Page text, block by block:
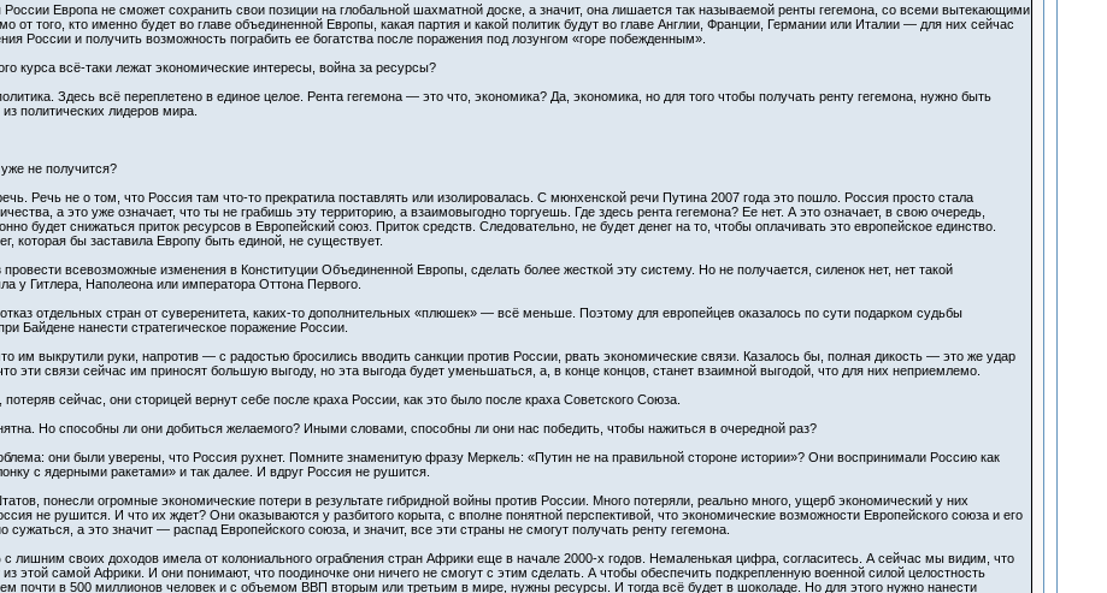
России Европа не сможет сохранить свои позиции на глобальной шахматной доске, а значит, она лишается так называемой ренты гегемона, со всеми вытекающими
от того, кто именно будет во главе объединенной Европы, какая партия и какой политик будут во главе Англии, Франции, Германии или Италии — для них сейчас
России и получить возможность пограбить ее богатства после поражения под лозунгом «горе побежденным».
курса всё-таки лежат экономические интересы, война за ресурсы?
Здесь всё переплетено в единое целое. Рента гегемона — это что, экономика? Да, экономика, но для того чтобы получать ренту гегемона, нужно быть
политических лидеров мира.
не получится?
Речь не о том, что Россия там что-то прекратила поставлять или изолировалась. С мюнхенской речи Путина 2007 года это пошло. Россия просто стала
а это уже означает, что ты не грабишь эту территорию, а взаимовыгодно торгуешь. Где здесь рента гегемона? Ее нет. А это означает, в свою очередь,
будет снижаться приток ресурсов в Европейский союз. Приток средств. Следовательно, не будет денег на то, чтобы оплачивать это европейское единство.
которая бы заставила Европу быть единой, не существует.
всевозможные изменения в Конституции Объединенной Европы, сделать более жесткой эту систему. Но не получается, силенок нет, нет такой
у Гитлера, Наполеона или императора Оттона Первого.
отдельных стран от суверенитета, каких-то дополнительных «плюшек» — всё меньше. Поэтому для европейцев оказалось по сути подарком судьбы
Байдене нанести стратегическое поражение России.
им выкрутили руки, напротив — с радостью бросились вводить санкции против России, рвать экономические связи. Казалось бы, полная дикость — это же удар
эти связи сейчас им приносят большую выгоду, но эта выгода будет уменьшаться, а, в конце концов, станет взаимной выгодой, что для них неприемлемо.
сейчас, они сторицей вернут себе после краха России, как это было после краха Советского Союза.
Но способны ли они добиться желаемого? Иными словами, способны ли они нас победить, чтобы нажиться в очередной раз?
они были уверены, что Россия рухнет. Помните знаменитую фразу Меркель: «Путин не на правильной стороне истории»? Они воспринимали Россию как
с ядерными ракетами» и так далее. И вдруг Россия не рушится.
понесли огромные экономические потери в результате гибридной войны против России. Много потеряли, реально много, ущерб экономический у них
не рушится. И что их ждет? Они оказываются у разбитого корыта, с вполне понятной перспективой, что экономические возможности Европейского союза и его
сужаться, а это значит — распад Европейского союза, и значит, все эти страны не смогут получать ренту гегемона.
лишним своих доходов имела от колониального ограбления стран Африки еще в начале 2000-х годов. Немаленькая цифра, согласитесь. А сейчас мы видим, что
этой самой Африки. И они понимают, что поодиночке они ничего не смогут с этим сделать. А чтобы обеспечить подкрепленную военной силой целостность
почти в 500 миллионов человек и с объемом ВВП вторым или третьим в мире, нужны ресурсы. И тогда всё будет в шоколаде. Но для этого нужно нанести